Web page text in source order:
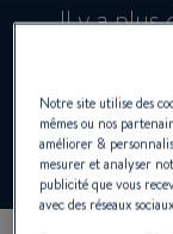
Il y a plus
premier
de l’IPS,
Notre site utilise des
mêmes ou nos
améliorer &
mesurer et analyser
publicité que vous
avec des réseaux